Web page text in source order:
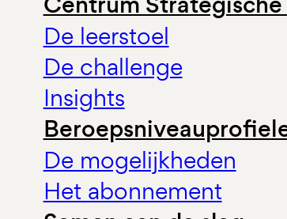
De leerstoel
De challenge
Insights
De mogelijkheden
Het abonnement